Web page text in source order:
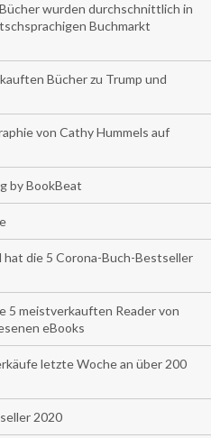
wurden durchschnittlich in
Buchmarkt
Bücher zu Trump und
von Cathy Hummels auf
by BookBeat
hat die 5 Corona-Buch-Bestseller
5 meistverkauften Reader von
eBooks
letzte Woche an über 200
2020